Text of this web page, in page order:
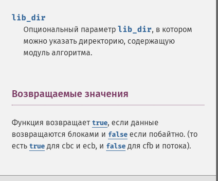
lib_dir
Опциональный параметр lib_dir, в котором
можно указать директорию, содержащую
модуль алгоритма.
Возвращаемые значения
Функция возвращает true, если данные
возвращаются блоками и false если побайтно. (то
есть true для cbc и ecb, и false для cfb и потока).